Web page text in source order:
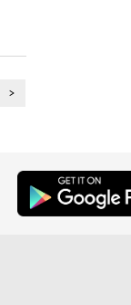
>